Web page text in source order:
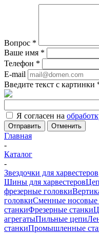
Вопрос *
Ваше имя *
Телефон *
E-mail
Введите текст с картинки
Я согласен на
Отменить
Главная
-
Каталог
-
Звездочки для харвестеров
Шины для харвестеров
фрезерные головки
головкиСменные носовые
станкиФрезерные станки
агрегатыПильные цепи
станкиПромышленные